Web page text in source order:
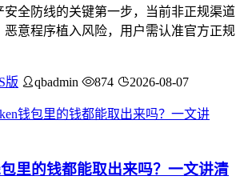
安全防线的关键第一步，当前非正规渠道
恶意程序植入风险，用户需认准官方正规
版 qbadmin 874 2026-08-07
里的钱都能取出来吗？一文讲清